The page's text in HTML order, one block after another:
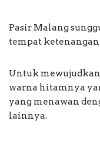
Pasir Malang
tempat
Untuk
warna hitamnya
yang menawan
lainnya.